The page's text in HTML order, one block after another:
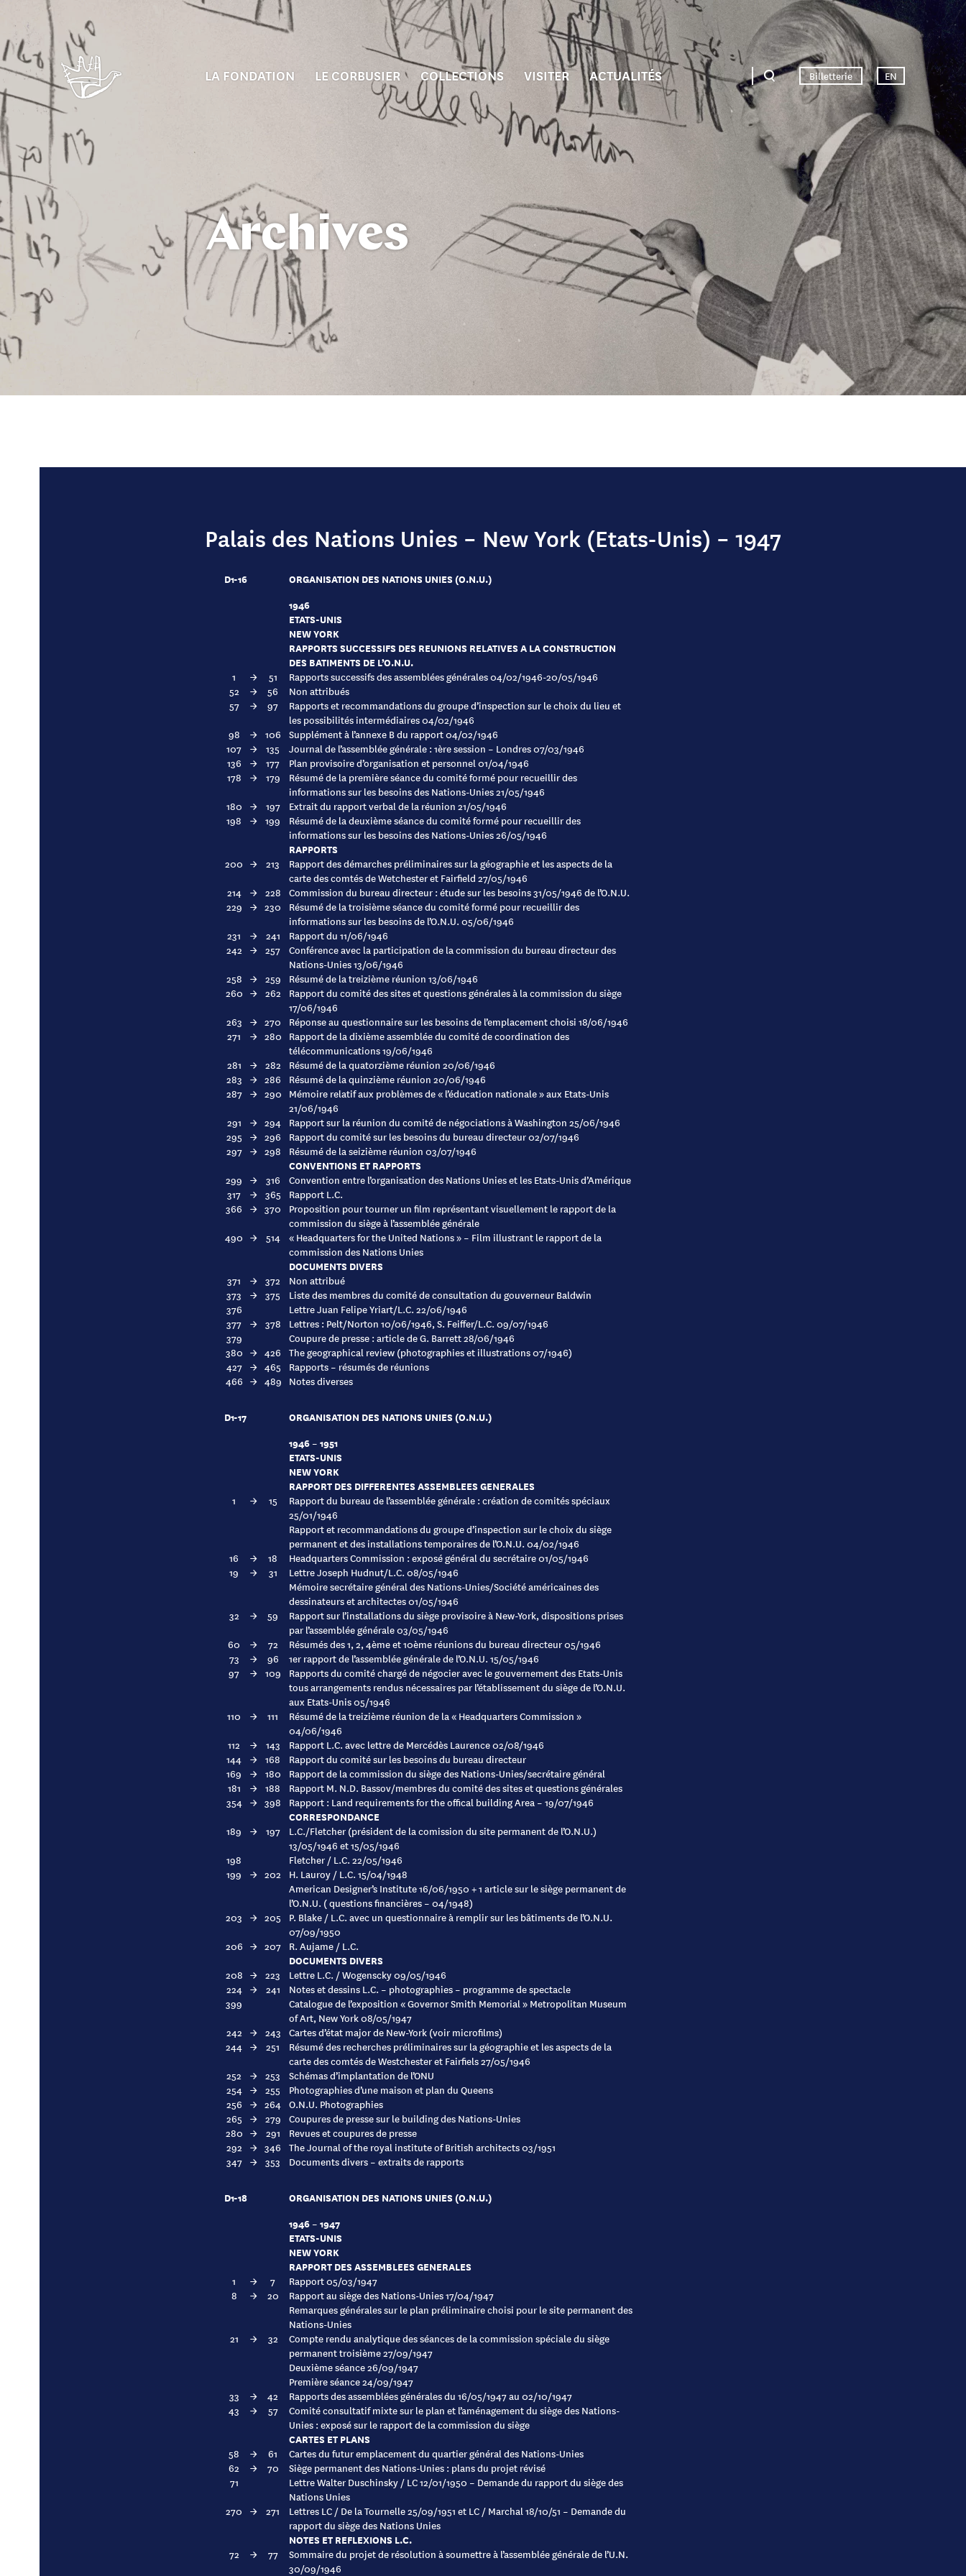
LA FONDATION LE CORBUSIER COLLECTIONS VISITER ACTUALITÉS Billetterie EN
Archives
Palais des Nations Unies – New York (Etats-Unis) – 1947
D1-16
ORGANISATION DES NATIONS UNIES (O.N.U.)
1946
ETATS-UNIS
NEW YORK
RAPPORTS SUCCESSIFS DES REUNIONS RELATIVES A LA CONSTRUCTION
DES BATIMENTS DE L’O.N.U.
1 → 51
Rapports successifs des assemblées générales 04/02/1946-20/05/1946
52
→ 56
Non attribués
57
→ 97
Rapports et recommandations du groupe d’inspection sur le choix du lieu et
les possibilités intermédiaires 04/02/1946
98
→ 106 Supplément à l’annexe B du rapport 04/02/1946
107 → 135
Journal de l’assemblée générale : 1ère session – Londres 07/03/1946
136
→ 177
Plan provisoire d’organisation et personnel 01/04/1946
178
→ 179
Résumé de la première séance du comité formé pour recueillir des
informations sur les besoins des Nations-Unies 21/05/1946
180 → 197
Extrait du rapport verbal de la réunion 21/05/1946
198
→ 199
Résumé de la deuxième séance du comité formé pour recueillir des
informations sur les besoins des Nations-Unies 26/05/1946
RAPPORTS
200 → 213
Rapport des démarches préliminaires sur la géographie et les aspects de la
carte des comtés de Wetchester et Fairfield 27/05/1946
214
→ 228 Commission du bureau directeur : étude sur les besoins 31/05/1946 de l’O.N.U.
229 → 230
Résumé de la troisième séance du comité formé pour recueillir des
informations sur les besoins de l’O.N.U. 05/06/1946
231
→ 241
Rapport du 11/06/1946
242 → 257 Conférence avec la participation de la commission du bureau directeur des
Nations-Unies 13/06/1946
258 → 259
Résumé de la treizième réunion 13/06/1946
260 → 262
Rapport du comité des sites et questions générales à la commission du siège
17/06/1946
263 → 270
Réponse au questionnaire sur les besoins de l’emplacement choisi 18/06/1946
271
→ 280 Rapport de la dixième assemblée du comité de coordination des
télécommunications 19/06/1946
281
→ 282
Résumé de la quatorzième réunion 20/06/1946
283 → 286
Résumé de la quinzième réunion 20/06/1946
287 → 290 Mémoire relatif aux problèmes de « l’éducation nationale » aux Etats-Unis
21/06/1946
291
→ 294 Rapport sur la réunion du comité de négociations à Washington 25/06/1946
295 → 296
Rapport du comité sur les besoins du bureau directeur 02/07/1946
297 → 298 Résumé de la seizième réunion 03/07/1946
CONVENTIONS ET RAPPORTS
299 → 316
Convention entre l’organisation des Nations Unies et les Etats-Unis d’Amérique
317
→ 365
Rapport L.C.
366 → 370
Proposition pour tourner un film représentant visuellement le rapport de la
commission du siège à l’assemblée générale
490 → 514
« Headquarters for the United Nations » – Film illustrant le rapport de la
commission des Nations Unies
DOCUMENTS DIVERS
371 → 372
Non attribué
373
→ 375
Liste des membres du comité de consultation du gouverneur Baldwin
376
Lettre Juan Felipe Yriart/L.C. 22/06/1946
377 → 378
Lettres : Pelt/Norton 10/06/1946, S. Feiffer/L.C. 09/07/1946
379
Coupure de presse : article de G. Barrett 28/06/1946
380 → 426 The geographical review (photographies et illustrations 07/1946)
427 → 465
Rapports – résumés de réunions
466 → 489 Notes diverses
D1-17
ORGANISATION DES NATIONS UNIES (O.N.U.)
1946 – 1951
ETATS-UNIS
NEW YORK
RAPPORT DES DIFFERENTES ASSEMBLEES GENERALES
1 → 15
Rapport du bureau de l’assemblée générale : création de comités spéciaux
25/01/1946
Rapport et recommandations du groupe d’inspection sur le choix du siège
permanent et des installations temporaires de l’O.N.U. 04/02/1946
16
→ 18
Headquarters Commission : exposé général du secrétaire 01/05/1946
19
→ 31
Lettre Joseph Hudnut/L.C. 08/05/1946
Mémoire secrétaire général des Nations-Unies/Société américaines des
dessinateurs et architectes 01/05/1946
32
→ 59
Rapport sur l’installations du siège provisoire à New-York, dispositions prises
par l’assemblée générale 03/05/1946
60
→ 72
Résumés des 1, 2, 4ème et 10ème réunions du bureau directeur 05/1946
73
→ 96
1er rapport de l’assemblée générale de l’O.N.U. 15/05/1946
97
→ 109
Rapports du comité chargé de négocier avec le gouvernement des Etats-Unis
tous arrangements rendus nécessaires par l’établissement du siège de l’O.N.U.
aux Etats-Unis 05/1946
110
→ 111
Résumé de la treizième réunion de la « Headquarters Commission »
04/06/1946
112
→ 143
Rapport L.C. avec lettre de Mercédès Laurence 02/08/1946
144 → 168
Rapport du comité sur les besoins du bureau directeur
169
→ 180
Rapport de la commission du siège des Nations-Unies/secrétaire général
181
→ 188
Rapport M. N.D. Bassov/membres du comité des sites et questions générales
354 → 398 Rapport : Land requirements for the offical building Area – 19/07/1946
CORRESPONDANCE
189 → 197
L.C./Fletcher (président de la comission du site permanent de l’O.N.U.)
13/05/1946 et 15/05/1946
198
Fletcher / L.C. 22/05/1946
199
→ 202 H. Lauroy / L.C. 15/04/1948
American Designer’s Institute 16/06/1950 + 1 article sur le siège permanent de
l’O.N.U. ( questions financières – 04/1948)
203 → 205
P. Blake / L.C. avec un questionnaire à remplir sur les bâtiments de l’O.N.U.
07/09/1950
206 → 207 R. Aujame / L.C.
DOCUMENTS DIVERS
208 → 223
Lettre L.C. / Wogenscky 09/05/1946
224 → 241
Notes et dessins L.C. – photographies – programme de spectacle
399
Catalogue de l’exposition « Governor Smith Memorial » Metropolitan Museum
of Art, New York 08/05/1947
242 → 243 Cartes d’état major de New-York (voir microfilms)
244 → 251
Résumé des recherches préliminaires sur la géographie et les aspects de la
carte des comtés de Westchester et Fairfiels 27/05/1946
252 → 253
Schémas d’implantation de l’ONU
254 → 255
Photographies d’une maison et plan du Queens
256 → 264 O.N.U. Photographies
265 → 279 Coupures de presse sur le building des Nations-Unies
280 → 291
Revues et coupures de presse
292 → 346 The Journal of the royal institute of British architects 03/1951
347 → 353 Documents divers – extraits de rapports
D1-18
ORGANISATION DES NATIONS UNIES (O.N.U.)
1946 – 1947
ETATS-UNIS
NEW YORK
RAPPORT DES ASSEMBLEES GENERALES
1 → 7
Rapport 05/03/1947
8
→ 20
Rapport au siège des Nations-Unies 17/04/1947
Remarques générales sur le plan préliminaire choisi pour le site permanent des
Nations-Unies
21
→ 32
Compte rendu analytique des séances de la commission spéciale du siège
permanent troisième 27/09/1947
Deuxième séance 26/09/1947
Première séance 24/09/1947
33
→ 42
Rapports des assemblées générales du 16/05/1947 au 02/10/1947
43
→ 57
Comité consultatif mixte sur le plan et l’aménagement du siège des Nations-
Unies : exposé sur le rapport de la commission du siège
CARTES ET PLANS
58 → 61
Cartes du futur emplacement du quartier général des Nations-Unies
62
→ 70
Siège permanent des Nations-Unies : plans du projet révisé
71
Lettre Walter Duschinsky / LC 12/01/1950 – Demande du rapport du siège des
Nations Unies
270 → 271
Lettres LC / De la Tournelle 25/09/1951 et LC / Marchal 18/10/51 – Demande du
rapport du siège des Nations Unies
NOTES ET REFLEXIONS L.C.
72 → 77
Sommaire du projet de résolution à soumettre à l’assemblée générale de l’U.N.
30/09/1946